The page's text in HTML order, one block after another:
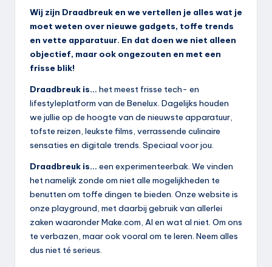
Wij zijn Draadbreuk en we vertellen je alles wat je
moet weten over nieuwe gadgets, toffe trends
en vette apparatuur. En dat doen we niet alleen
objectief, maar ook ongezouten en met een
frisse blik!
Draadbreuk is… het meest frisse tech- en
lifestyleplatform van de Benelux. Dagelijks houden
we jullie op de hoogte van de nieuwste apparatuur,
tofste reizen, leukste films, verrassende culinaire
sensaties en digitale trends. Speciaal voor jou.
Draadbreuk is… een experimenteerbak. We vinden
het namelijk zonde om niet alle mogelijkheden te
benutten om toffe dingen te bieden. Onze website is
onze playground, met daarbij gebruik van allerlei
zaken waaronder Make.com, AI en wat al niet. Om ons
te verbazen, maar ook vooral om te leren. Neem alles
dus niet té serieus.